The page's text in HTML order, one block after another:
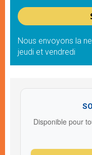
Nous envoyons la
jeudi et vendredi
Disponible pour